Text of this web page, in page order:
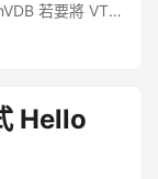
若要將 VTK
（volume
Hello